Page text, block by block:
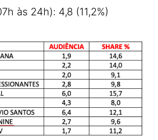
às 24h): 4,8 (11,2%)